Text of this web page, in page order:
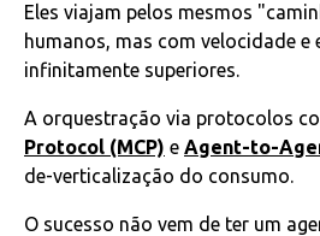
Eles viajam pelos mesmos
humanos, mas com velocidade e
infinitamente superiores.
A orquestração via protocolos
Protocol (MCP) e Agent-to-
de-verticalização do consumo.
O sucesso não vem de ter um